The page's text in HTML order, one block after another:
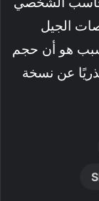
الجيل
هو أن حجم
عن نسخة